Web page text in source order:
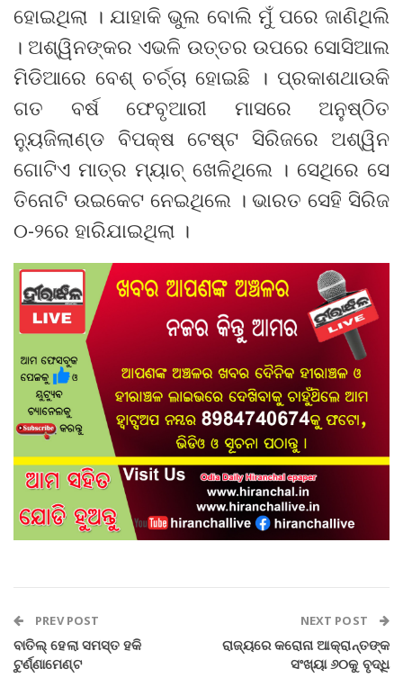
ହୋଇଥିଲା । ଯାହାକି ଭୁଲ ବୋଲି ମୁଁ ପରେ ଜାଣିଥିଲି
। ଅଶ୍ୱିନଙ୍କର ଏଭଳି ଉତ୍ତର ଉପରେ ସୋସିଆଲ
ମିଡିଆରେ ବେଶ୍ ଚର୍ଚ୍ଚା ହୋଇଛି । ପ୍ରକାଶଥାଉକି
ଗତ ବର୍ଷ ଫେବୃଆରୀ ମାସରେ ଅନୁଷ୍ଠିତ
ନ୍ୟୁଜିଲାଣ୍ଡ ବିପକ୍ଷ ଟେଷ୍ଟ ସିରିଜରେ ଅଶ୍ୱିନ
ଗୋଟିଏ ମାତ୍ର ମ୍ୟାଚ୍ ଖେଳିଥିଲେ । ସେଥିରେ ସେ
ତିନୋଟି ଉଇକେଟ ନେଇଥିଲେ । ଭାରତ ସେହି ସିରିଜ
୦-୨ରେ ହାରିଯାଇଥିଲା ।
PREV POST
ବାତିଲ୍ ହେଲା ସମସ୍ତ ହକି
ଟୁର୍ଣ୍ଣାମେଣ୍ଟ
NEXT POST
ରାଜ୍ୟରେ କରୋନା ଆକ୍ରାନ୍ତଙ୍କ
ସଂଖ୍ୟା ୬୦କୁ ବୃଦ୍ଧି